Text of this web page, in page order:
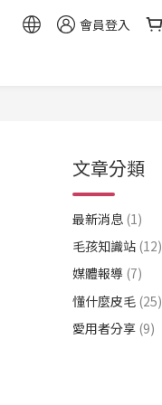
會員登入
文章分類
最新消息 (1)
毛孩知識站 (12)
媒體報導 (7)
懂什麼皮毛 (25)
愛用者分享 (9)